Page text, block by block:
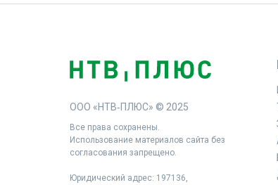
ООО «НТВ‑ПЛЮС» © 2025
Все права сохранены.
Использование материалов сайта без
согласования запрещено.
Юридический адрес: 197136,